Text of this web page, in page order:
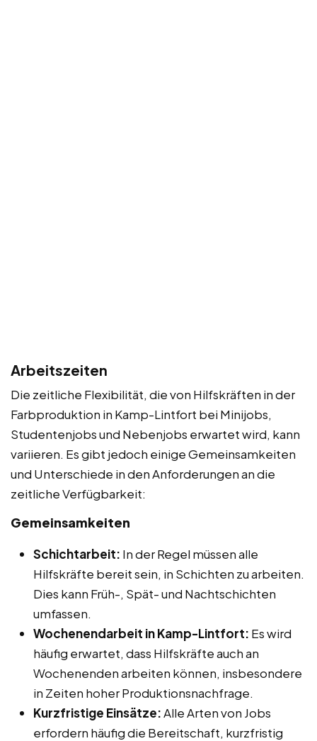
Arbeitszeiten
Die zeitliche Flexibilität, die von Hilfskräften in der
Farbproduktion in Kamp-Lintfort bei Minijobs,
Studentenjobs und Nebenjobs erwartet wird, kann
variieren. Es gibt jedoch einige Gemeinsamkeiten
und Unterschiede in den Anforderungen an die
zeitliche Verfügbarkeit:
Gemeinsamkeiten
Schichtarbeit: In der Regel müssen alle
Hilfskräfte bereit sein, in Schichten zu arbeiten.
Dies kann Früh-, Spät- und Nachtschichten
umfassen.
Wochenendarbeit in Kamp-Lintfort: Es wird
häufig erwartet, dass Hilfskräfte auch an
Wochenenden arbeiten können, insbesondere
in Zeiten hoher Produktionsnachfrage.
Kurzfristige Einsätze:Alle Arten von Jobs
erfordern häufig die Bereitschaft, kurzfristig